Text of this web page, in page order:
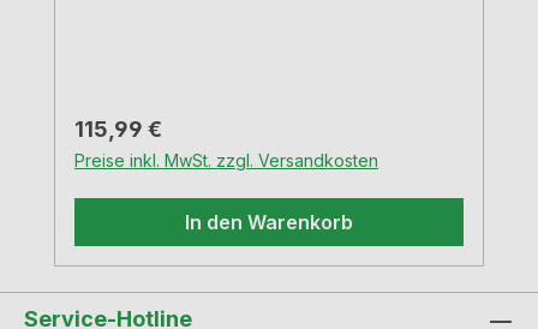
Regulärer Preis:
115,99 €
Preise inkl. MwSt. zzgl. Versandkosten
In den Warenkorb
Service-Hotline